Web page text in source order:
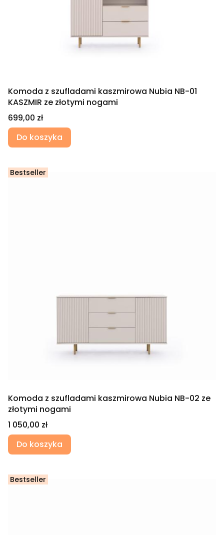
Komoda z szufladami kaszmirowa Nubia NB-01
KASZMIR ze złotymi nogami
Cena
699,00 zł
Do koszyka
Bestseller
Komoda z szufladami kaszmirowa Nubia NB-02 ze
złotymi nogami
Cena
1 050,00 zł
Do koszyka
Bestseller